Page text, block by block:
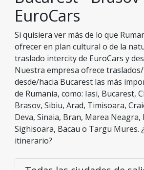
EuroCars
Si quisiera ver más de lo que
ofrecer en plan cultural o de la
traslado intercity de EuroCars y
Nuestra empresa ofrece
desde/hacia Bucarest las más
de Rumanía, como: Iasi, Bucarest,
Brasov, Sibiu, Arad, Timisoara,
Deva, Sinaia, Bran, Marea Neagra,
Sighisoara, Bacau o Targu Mures.
itinerario?